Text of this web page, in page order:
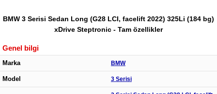
BMW 3 Serisi Sedan Long (G28 LCI, facelift 2022) 325Li (184 bg)
xDrive Steptronic - Tam özellikler
Genel bilgi
Marka BMW
Model 3 Serisi